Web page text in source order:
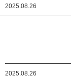
2025.08.26
2025.08.26